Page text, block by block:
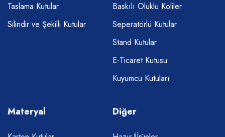
Taslama Kutular
Silindir ve Şekilli Kutular
Baskılı Oluklu Koliler
Seperatörlü Kutular
Stand Kutular
E-Ticaret Kutusu
Kuyumcu Kutuları
Materyal Diğer